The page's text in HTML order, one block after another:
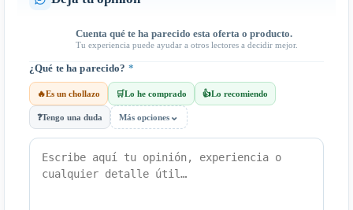
Cuenta qué te ha parecido esta oferta o producto.
Tu experiencia puede ayudar a otros lectores a decidir mejor.
¿Qué te ha parecido? *
🔥Es un chollazo 🛒Lo he comprado 👍Lo recomiendo
❓Tengo una duda Más opciones ⌄